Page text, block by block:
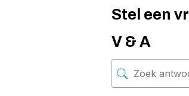
Stel een
V & A